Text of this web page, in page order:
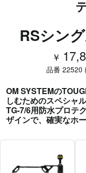
RSシン
￥
品番 22520
OM SYSTEMの
しむためのスペシャ
TG-7/6用防水プロテ
ザインで、確実なホ